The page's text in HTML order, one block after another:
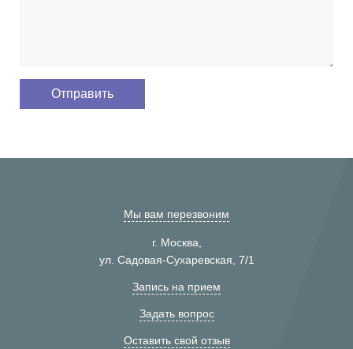
Мы вам перезвоним
г. Москва,
ул. Садовая-Сухаревская, 7/1
Запись на прием
Задать вопрос
Оставить свой отзыв